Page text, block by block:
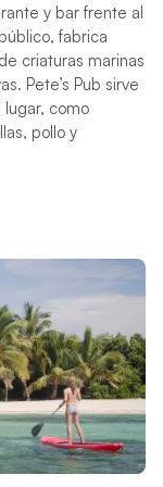
y bar frente al
fabrica
criaturas marinas
Pete’s Pub sirve
como
pollo y